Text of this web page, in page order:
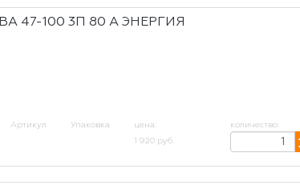
ВА 47-100 3П 80 А ЭНЕРГИЯ
Артикул Упаковка
цена:
1 920 руб.
количество: